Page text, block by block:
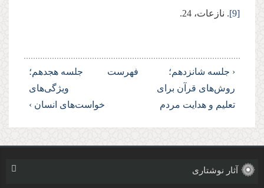
[9]. نازعات، 24.
‹ جلسه شانزدهم؛
روش‌های قرآن برای
تعلیم و هدایت مردم
فهرست
جلسه هجدهم؛
ویژگی‌های
خواست‌های انسان ›
آثار نوشتاری